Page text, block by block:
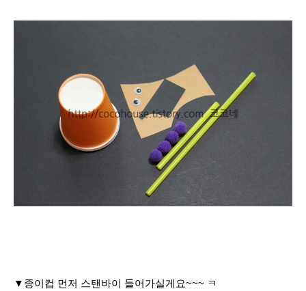
▼종이컵 먼저 스탠바이 들어가실게요~~~ ㅋ